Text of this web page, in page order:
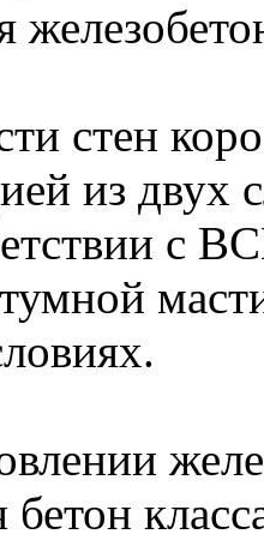
стен
из двух
с
бетон